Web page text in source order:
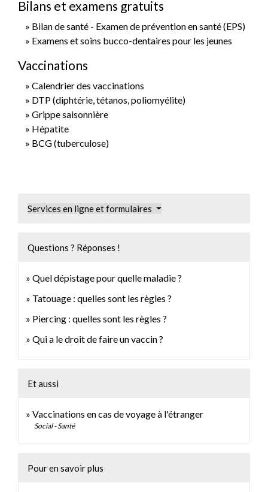
Bilans et examens gratuits
Bilan de santé - Examen de prévention en santé (EPS)
Examens et soins bucco-dentaires pour les jeunes
Vaccinations
Calendrier des vaccinations
DTP (diphtérie, tétanos, poliomyélite)
Grippe saisonnière
Hépatite
BCG (tuberculose)
Services en ligne et formulaires
Questions ? Réponses !
Quel dépistage pour quelle maladie ?
Tatouage : quelles sont les règles ?
Piercing : quelles sont les règles ?
Qui a le droit de faire un vaccin ?
Et aussi
Vaccinations en cas de voyage à l'étranger
Social - Santé
Pour en savoir plus